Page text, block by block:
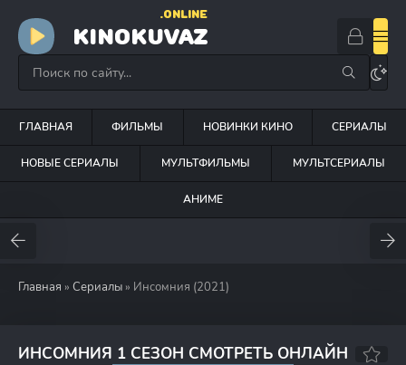
KINOKUVAZ
.ONLINE
ГЛАВНАЯ ФИЛЬМЫ НОВИНКИ КИНО СЕРИАЛЫ
НОВЫЕ СЕРИАЛЫ МУЛЬТФИЛЬМЫ МУЛЬТСЕРИАЛЫ
АНИМЕ
Главная » Сериалы » Инсомния (2021)
ИНСОМНИЯ 1 СЕЗОН СМОТРЕТЬ ОНЛАЙН
8.2